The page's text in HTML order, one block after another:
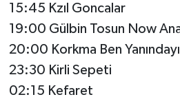
15:45 Kzıl Goncalar
19:00 Gülbin Tosun Now
20:00 Korkma Ben
23:30 Kirli Sepeti
02:15 Kefaret